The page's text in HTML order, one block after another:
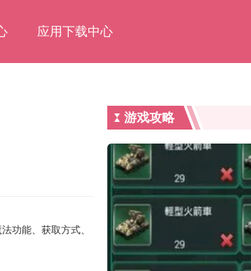
应用下载中心
功能、获取方式、
游戏攻略